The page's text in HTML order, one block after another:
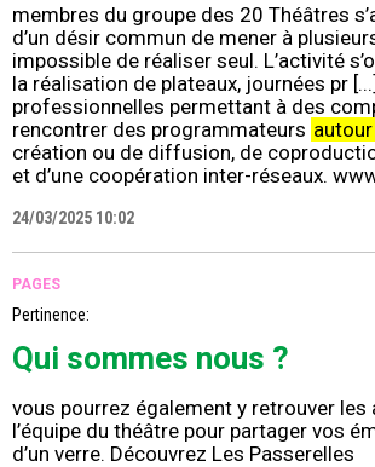
membres du groupe des 20 Théâtres
d’un désir commun de mener à
impossible de réaliser seul. L’activité
la réalisation de plateaux, journées pr [...]
professionnelles permettant à des
rencontrer des programmateurs autour
création ou de diffusion, de
et d’une coopération inter-réseaux.
24/03/2025 10:02
PAGES
Pertinence:
Qui sommes nous ?
vous pourrez également y retrouver
l’équipe du théâtre pour partager vos
d’un verre. Découvrez Les Passerelles